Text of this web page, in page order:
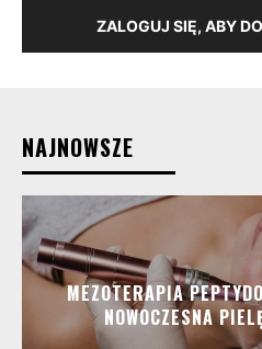
ZALOGUJ SIĘ, ABY
NAJNOWSZE
MEZOTERAPIA
NOWOCZESNA